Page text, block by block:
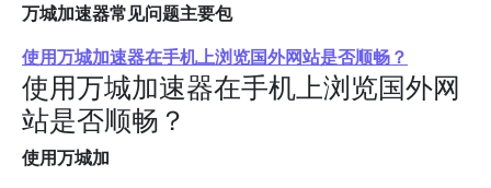
万城加速器常见问题主要包
使用万城加速器在手机上浏览国外网站是否顺畅？
使用万城加速器在手机上浏览国外网
站是否顺畅？
使用万城加